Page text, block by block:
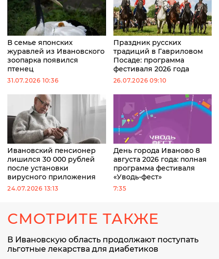
В семье японских
журавлей из Ивановского
зоопарка появился
птенец
31.07.2026 10:36
Праздник русских
традиций в Гавриловом
Посаде: программа
фестиваля 2026 года
26.07.2026 09:10
Ивановский пенсионер
лишился 30 000 рублей
после установки
вирусного приложения
24.07.2026 13:13
День города Иваново 8
августа 2026 года: полная
программа фестиваля
«Уводь-фест»
7:35
СМОТРИТЕ ТАКЖЕ
В Ивановскую область продолжают поступать
льготные лекарства для диабетиков